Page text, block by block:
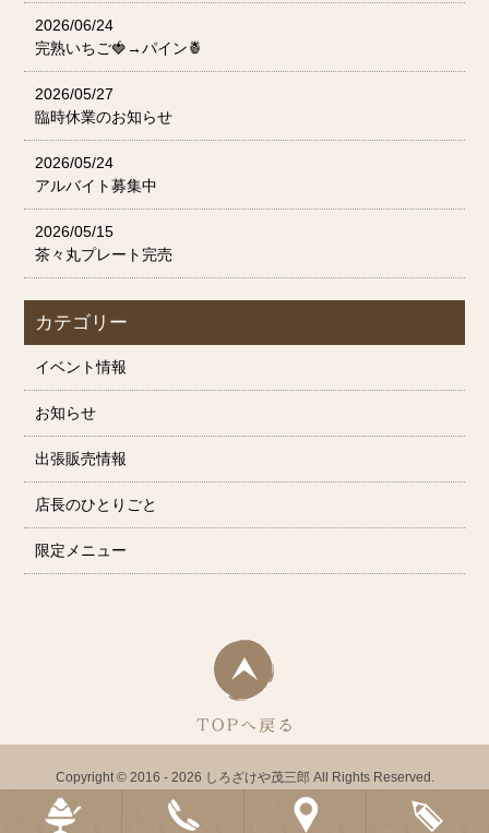
2026/06/24
完熟いちご🍓→パイン🍍
2026/05/27
臨時休業のお知らせ
2026/05/24
アルバイト募集中
2026/05/15
茶々丸プレート完売
カテゴリー
イベント情報
お知らせ
出張販売情報
店長のひとりごと
限定メニュー
Copyright © 2016 - 2026 しろざけや茂三郎 All Rights Reserved.